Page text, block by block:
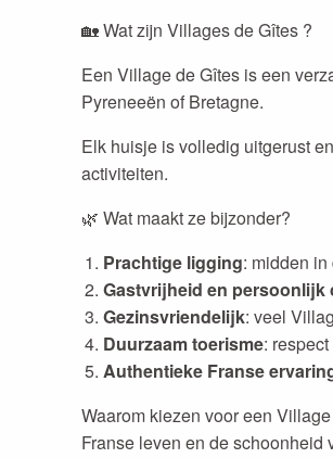
🏡 Wat zijn Villages de Gîtes ?
Een Village de Gîtes is een
Pyreneeën of Bretagne.
Elk huisje is volledig uitgerust
activiteiten.
🌿 Wat maakt ze bijzonder?
Prachtige ligging: midden
Gastvrijheid en persoonlijk
Gezinsvriendelijk: veel
Duurzaam toerisme:
Authentieke Franse
Waarom kiezen voor een
Franse leven en de schoonheid